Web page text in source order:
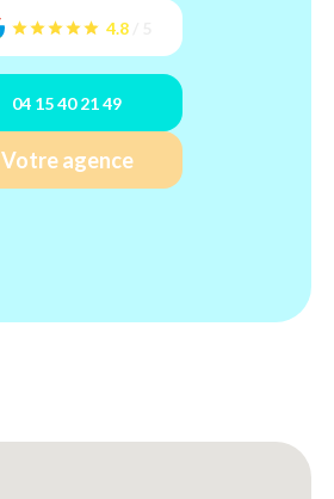
4.8
04 15 40 21 49
Votre agence